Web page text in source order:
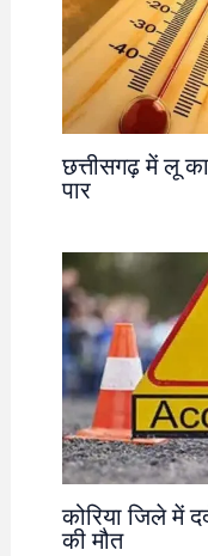
छत्तीसगढ़ में लू
पार
कोरिया जिले में
की मौत